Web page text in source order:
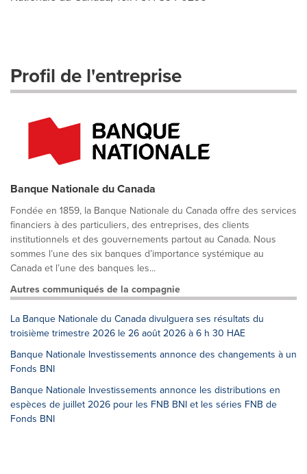
Profil de l'entreprise
Banque Nationale du Canada
Fondée en 1859, la Banque Nationale du Canada offre des services
financiers à des particuliers, des entreprises, des clients
institutionnels et des gouvernements partout au Canada. Nous
sommes l’une des six banques d’importance systémique au
Canada et l’une des banques les...
Autres communiqués de la compagnie
La Banque Nationale du Canada divulguera ses résultats du
troisième trimestre 2026 le 26 août 2026 à 6 h 30 HAE
Banque Nationale Investissements annonce des changements à un
Fonds BNI
Banque Nationale Investissements annonce les distributions en
espèces de juillet 2026 pour les FNB BNI et les séries FNB de
Fonds BNI